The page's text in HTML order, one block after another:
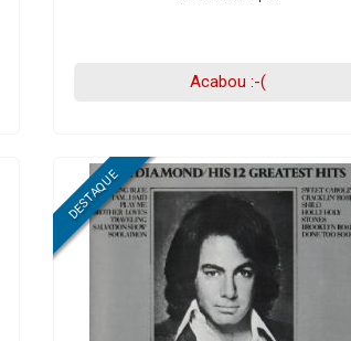
Acabou :-(